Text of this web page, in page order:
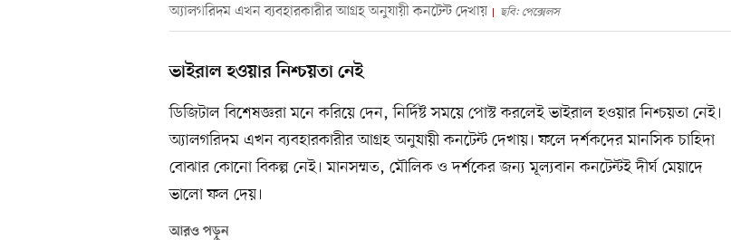
অ্যালগরিদম এখন ব্যবহারকারীর আগ্রহ অনুযায়ী কনটেন্ট দেখায় ছবি: পেক্সেলস
ভাইরাল হওয়ার নিশ্চয়তা নেই
ডিজিটাল বিশেষজ্ঞরা মনে করিয়ে দেন, নির্দিষ্ট সময়ে পোস্ট করলেই ভাইরাল হওয়ার নিশ্চয়তা নেই।
অ্যালগরিদম এখন ব্যবহারকারীর আগ্রহ অনুযায়ী কনটেন্ট দেখায়। ফলে দর্শকদের মানসিক চাহিদা
বোঝার কোনো বিকল্প নেই। মানসম্মত, মৌলিক ও দর্শকের জন্য মূল্যবান কনটেন্টই দীর্ঘ মেয়াদে
ভালো ফল দেয়।
আরও পড়ুন